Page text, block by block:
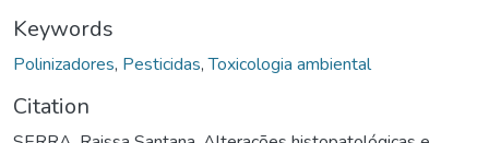
Keywords
Polinizadores, Pesticidas,Toxicologia ambiental
Citation